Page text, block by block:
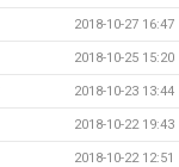
2018-10-27 16:47
2018-10-25 15:20
2018-10-23 13:44
2018-10-22 19:43
2018-10-22 12:51